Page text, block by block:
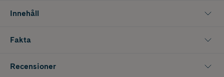
Innehåll
Fakta
Recensioner